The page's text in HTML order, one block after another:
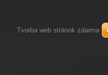
Tvorba web stránok zdarma